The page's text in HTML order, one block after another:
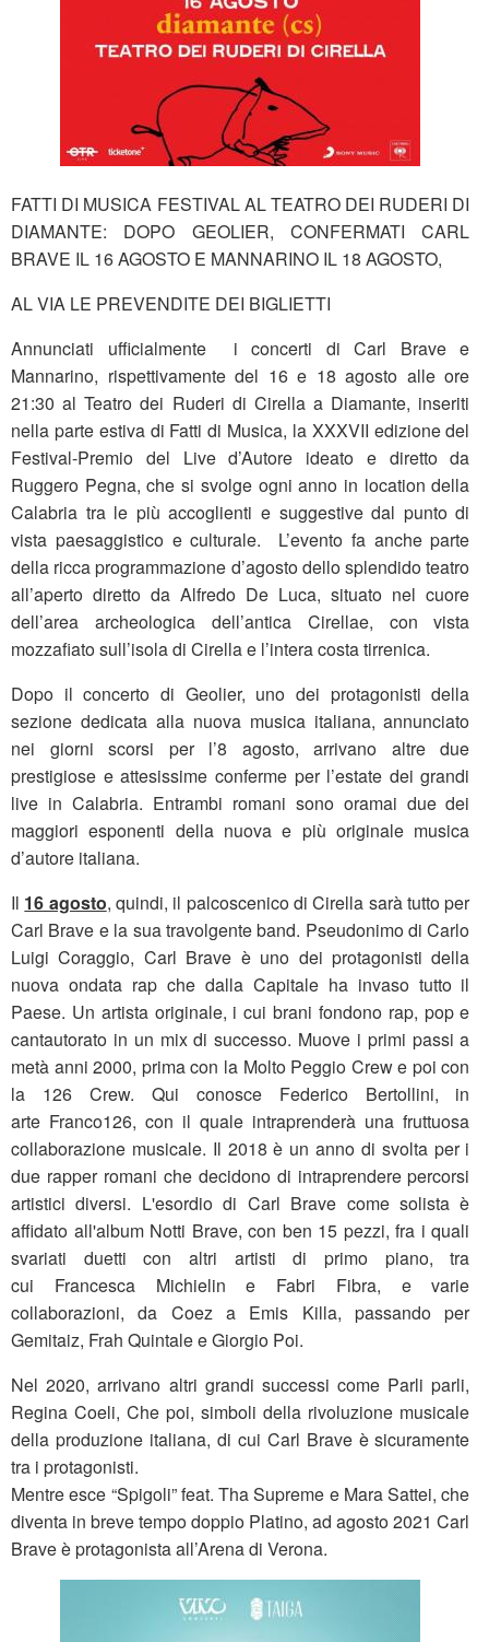
FATTI DI MUSICA FESTIVAL AL TEATRO DEI RUDERI DI
DIAMANTE: DOPO GEOLIER, CONFERMATI CARL
BRAVE IL 16 AGOSTO E MANNARINO IL 18 AGOSTO,
AL VIA LE PREVENDITE DEI BIGLIETTI
Annunciati ufficialmente i concerti di Carl Brave e
Mannarino, rispettivamente del 16 e 18 agosto alle ore
21:30 al Teatro dei Ruderi di Cirella a Diamante, inseriti
nella parte estiva di Fatti di Musica, la XXXVII edizione del
Festival-Premio del Live d’Autore ideato e diretto da
Ruggero Pegna, che si svolge ogni anno in location della
Calabria tra le più accoglienti e suggestive dal punto di
vista paesaggistico e culturale. L’evento fa anche parte
della ricca programmazione d’agosto dello splendido teatro
all’aperto diretto da Alfredo De Luca, situato nel cuore
dell’area archeologica dell’antica Cirellae, con vista
mozzafiato sull’isola di Cirella e l’intera costa tirrenica.
Dopo il concerto di Geolier, uno dei protagonisti della
sezione dedicata alla nuova musica italiana, annunciato
nei giorni scorsi per l’8 agosto, arrivano altre due
prestigiose e attesissime conferme per l’estate dei grandi
live in Calabria. Entrambi romani sono oramai due dei
maggiori esponenti della nuova e più originale musica
d’autore italiana.
Il 16 agosto, quindi, il palcoscenico di Cirella sarà tutto per
Carl Brave e la sua travolgente band. Pseudonimo di Carlo
Luigi Coraggio, Carl Brave è uno dei protagonisti della
nuova ondata rap che dalla Capitale ha invaso tutto il
Paese. Un artista originale, i cui brani fondono rap, pop e
cantautorato in un mix di successo. Muove i primi passi a
metà anni 2000, prima con la Molto Peggio Crew e poi con
la 126 Crew. Qui conosce Federico Bertollini, in
arte Franco126, con il quale intraprenderà una fruttuosa
collaborazione musicale. Il 2018 è un anno di svolta per i
due rapper romani che decidono di intraprendere percorsi
artistici diversi. L'esordio di Carl Brave come solista è
affidato all'album Notti Brave, con ben 15 pezzi, fra i quali
svariati duetti con altri artisti di primo piano, tra
cui Francesca Michielin e Fabri Fibra, e varie
collaborazioni, da Coez a Emis Killa, passando per
Gemitaiz, Frah Quintale e Giorgio Poi.
Nel 2020, arrivano altri grandi successi come Parli parli,
Regina Coeli, Che poi, simboli della rivoluzione musicale
della produzione italiana, di cui Carl Brave è sicuramente
tra i protagonisti.
Mentre esce “Spigoli” feat. Tha Supreme e Mara Sattei, che
diventa in breve tempo doppio Platino, ad agosto 2021 Carl
Brave è protagonista all’Arena di Verona.